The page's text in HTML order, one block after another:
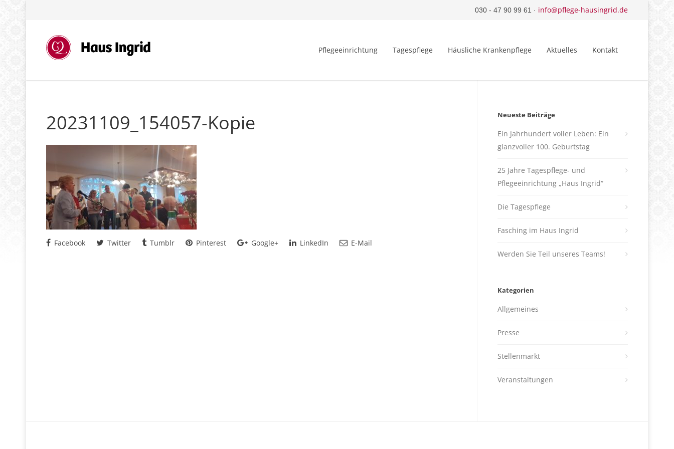
030 - 47 90 99 61 · info@pflege-hausingrid.de
Pflegeeinrichtung Tagespflege Häusliche Krankenpflege Aktuelles Kontakt
20231109_154057-Kopie
Facebook Twitter Tumblr Pinterest Google+ LinkedIn E-Mail
Neueste Beiträge
Ein Jahrhundert voller Leben: Ein
glanzvoller 100. Geburtstag
25 Jahre Tagespflege- und
Pflegeeinrichtung „Haus Ingrid“
Die Tagespflege
Fasching im Haus Ingrid
Werden Sie Teil unseres Teams!
Kategorien
Allgemeines
Presse
Stellenmarkt
Veranstaltungen